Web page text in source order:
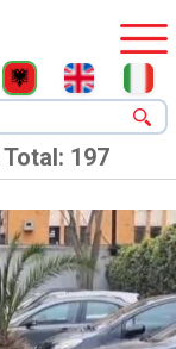
Total: 197